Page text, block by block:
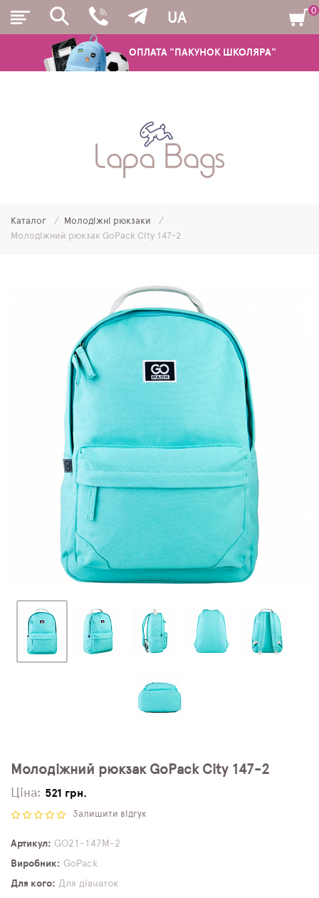
ОПЛАТА "ПАКУНОК ШКОЛЯРА"
UA
ШКІЛЬНІ РЮКЗАКИ ТА РАНЦІ
МОЛОДІЖНІ РЮКЗАКИ
ПЛЯШКИ ДЛЯ ВОДИ
SCHOOL STANDARD
РОЗПРОДАЖ
0
Каталог
Молодіжні рюкзаки
Молодіжний рюкзак GoPack City 147-2
Молодіжний рюкзак GoPack City 147-2
Ціна: 521 грн.
Залишити відгук
Артикул
GO21-147M-2
Виробник
GoPack
Для кого
Для дівчаток